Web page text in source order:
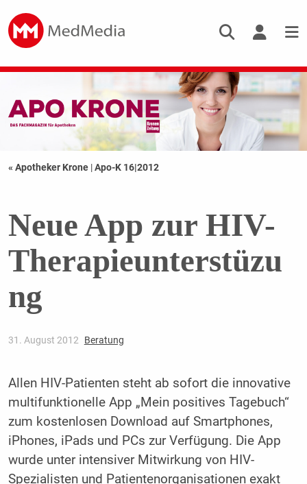
« Apotheker Krone |Apo-K 16|2012
Neue App zur HIV-
Therapieunterstüzu
ng
31. August 2012 Beratung
Allen HIV-Patienten steht ab sofort die innovative
multifunktionelle App „Mein positives Tagebuch“
zum kostenlosen Download auf Smartphones,
iPhones, iPads und PCs zur Verfügung. Die App
wurde unter intensiver Mitwirkung von HIV-
Spezialisten und Patientenorganisationen exakt